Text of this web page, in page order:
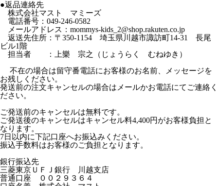
●返品連絡先
株式会社マスト マミーズ
電話番号：049-246-0582
メールアドレス：mommys-kids_2@shop.rakuten.co.jp
返送先住所：〒350-1154 埼玉県川越市諏訪町14-31 長尾
ビル1階
担当者 ：上樂 宗之（じょうらく むねゆき）
不在の場合は留守番電話にお客様のお名前、メッセージを
お残しください。
発送前の注文キャンセルの場合はメールかお電話にてご連絡く
ださい。
ご発送前のキャンセルは無料です。
ご発送後のキャンセルはキャンセル料4,400円がお客様負担と
なります。
7日以内に下記口座へお振込みください。
振込手数料はお客様のご負担となります。
銀行振込先
三菱東京ＵＦＪ銀行 川越支店
普通口座 ００２９３６４